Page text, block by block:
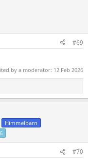
#69
by a moderator: 12 Feb 2026
Himmelbarn
#70